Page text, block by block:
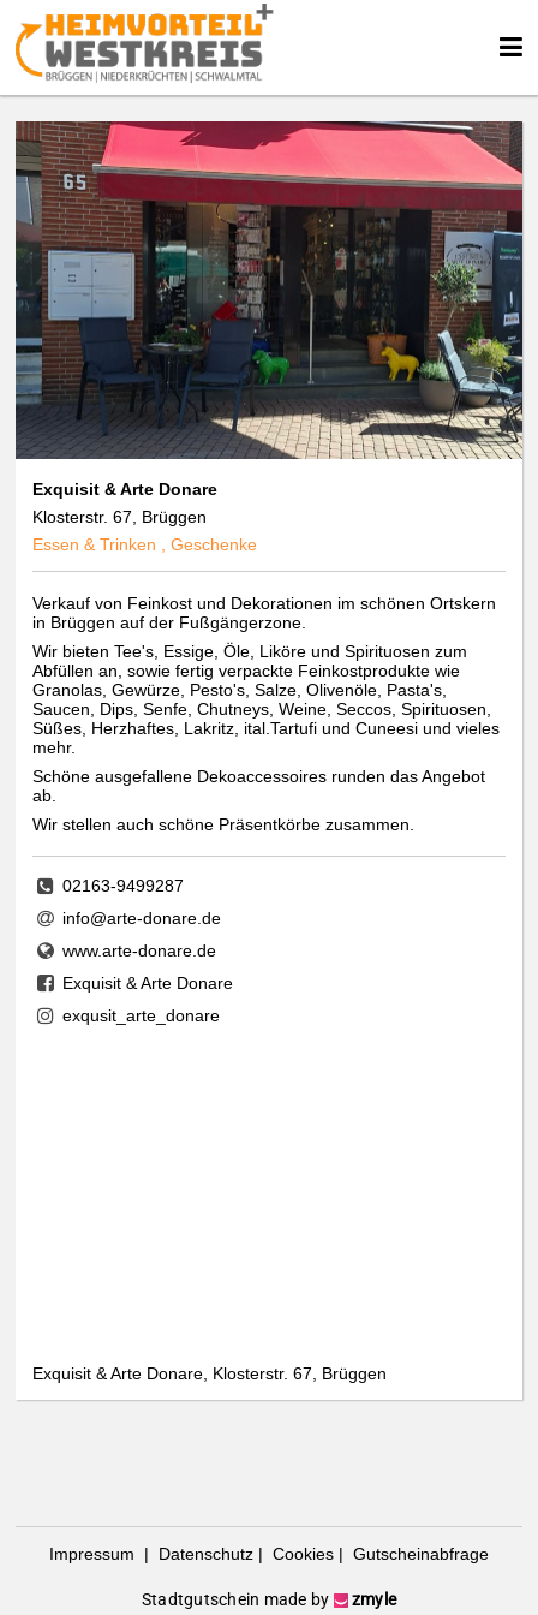
Exquisit & Arte Donare
Klosterstr. 67, Brüggen
Essen & Trinken , Geschenke
Verkauf von Feinkost und Dekorationen im schönen Ortskern
in Brüggen auf der Fußgängerzone.
Wir bieten Tee's, Essige, Öle, Liköre und Spirituosen zum
Abfüllen an, sowie fertig verpackte Feinkostprodukte wie
Granolas, Gewürze, Pesto's, Salze, Olivenöle, Pasta's,
Saucen, Dips, Senfe, Chutneys, Weine, Seccos, Spirituosen,
Süßes, Herzhaftes, Lakritz, ital.Tartufi und Cuneesi und vieles
mehr.
Schöne ausgefallene Dekoaccessoires runden das Angebot
ab.
Wir stellen auch schöne Präsentkörbe zusammen.
02163-9499287
info@arte-donare.de
www.arte-donare.de
Exquisit & Arte Donare
exqusit_arte_donare
Exquisit & Arte Donare, Klosterstr. 67, Brüggen
Impressum | Datenschutz| Cookies| Gutscheinabfrage
Stadtgutschein made by zmyle